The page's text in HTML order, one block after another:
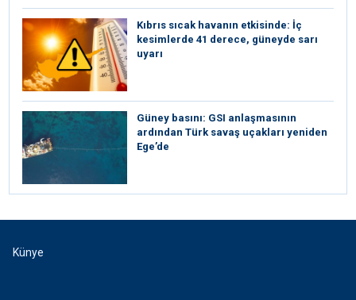
Kıbrıs sıcak havanın etkisinde: İç
kesimlerde 41 derece, güneyde sarı
uyarı
Güney basını: ⁠GSI anlaşmasının
ardından Türk savaş uçakları yeniden
Ege’de
Künye